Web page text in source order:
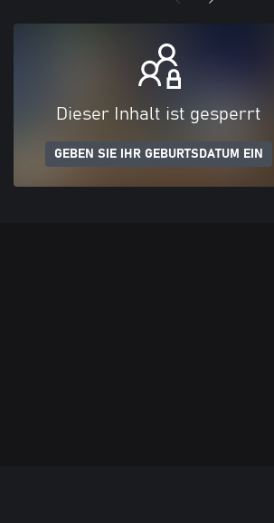
Dieser Inhalt ist gesperrt
GEBEN SIE IHR GEBURTSDATUM EIN